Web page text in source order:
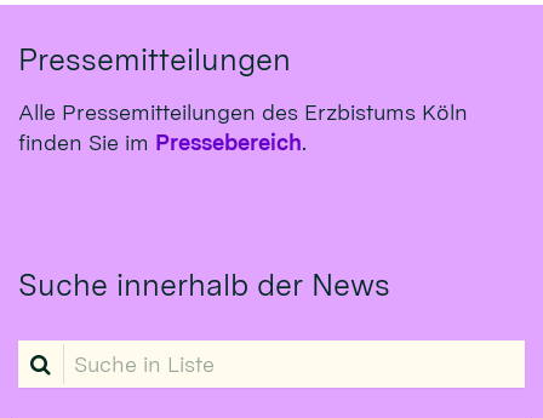
Pressemitteilungen
Alle Pressemitteilungen des Erzbistums Köln
finden Sie im Pressebereich.
Suche innerhalb der News
Suche in Liste